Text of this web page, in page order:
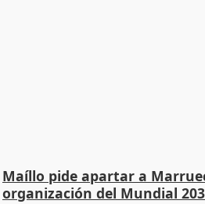
Maíllo pide apartar a
organización del Mundial